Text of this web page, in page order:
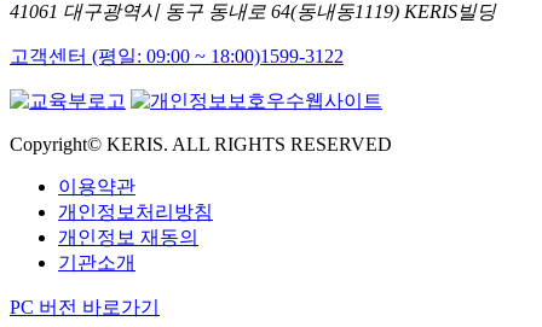
41061 대구광역시 동구 동내로 64(동내동1119) KERIS빌딩
고객센터 (평일: 09:00 ~ 18:00)1599-3122
Copyright© KERIS. ALL RIGHTS RESERVED
이용약관
개인정보처리방침
개인정보 재동의
기관소개
PC 버전 바로가기